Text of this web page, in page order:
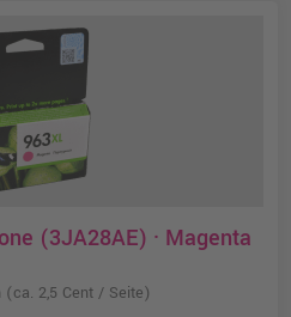
(3JA28AE) · Magenta
(ca. 2,5 Cent / Seite)